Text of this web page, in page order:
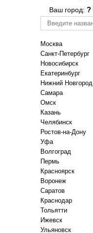
Ваш город: ?
Москва
Санкт-Петербург
Новосибирск
Екатеринбург
Нижний Новгород
Самара
Омск
Казань
Челябинск
Ростов-на-Дону
Уфа
Волгоград
Пермь
Красноярск
Воронеж
Саратов
Краснодар
Тольятти
Ижевск
Ульяновск